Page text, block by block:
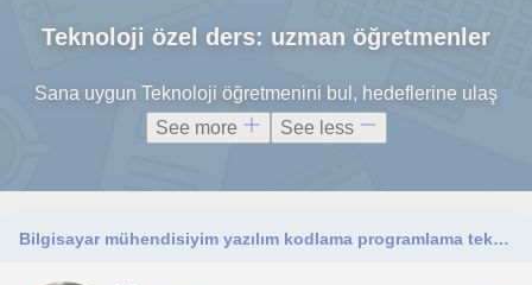
Teknoloji özel ders: uzman öğretmenler
Sana uygun Teknoloji öğretmenini bul, hedeflerine ulaş
See more
See less
Bilgisayar mühendisiyim yazılım kodlama programlama teknoloji alanında yardımcı olabilirim